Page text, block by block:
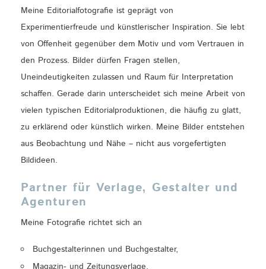
Meine Editorialfotografie ist geprägt von
Experimentierfreude und künstlerischer Inspiration. Sie lebt
von Offenheit gegenüber dem Motiv und vom Vertrauen in
den Prozess. Bilder dürfen Fragen stellen,
Uneindeutigkeiten zulassen und Raum für Interpretation
schaffen. Gerade darin unterscheidet sich meine Arbeit von
vielen typischen Editorialproduktionen, die häufig zu glatt,
zu erklärend oder künstlich wirken. Meine Bilder entstehen
aus Beobachtung und Nähe – nicht aus vorgefertigten
Bildideen.
Partner für Verlage, Gestalter und
Agenturen
Meine Fotografie richtet sich an
Buchgestalterinnen und Buchgestalter,
Magazin- und Zeitungsverlage,